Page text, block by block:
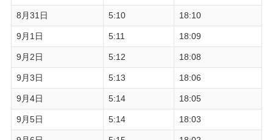
8月31日 5:10 18:10
9月1日 5:11 18:09
9月2日 5:12 18:08
9月3日 5:13 18:06
9月4日 5:14 18:05
9月5日 5:14 18:03